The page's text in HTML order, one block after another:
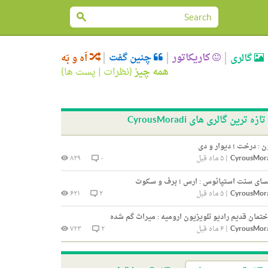
گالری کاریکاتور چنین گفت اَه و بَه
همه چیز(نظرات | پست ها)
تازه ترین گالری های CyrousMoradi
: درخت ؛ دیوار و دی
|۵ ماه قبل ۰
۸۲۹
سنت استپانوس : ارس ؛ برف و سکوت
|۵ ماه قبل ۲
۶۲۱
قدیم رادیو تلویزیون ارومیه : میراث گم شده
|۶ ماه قبل ۲ ۷۲۳